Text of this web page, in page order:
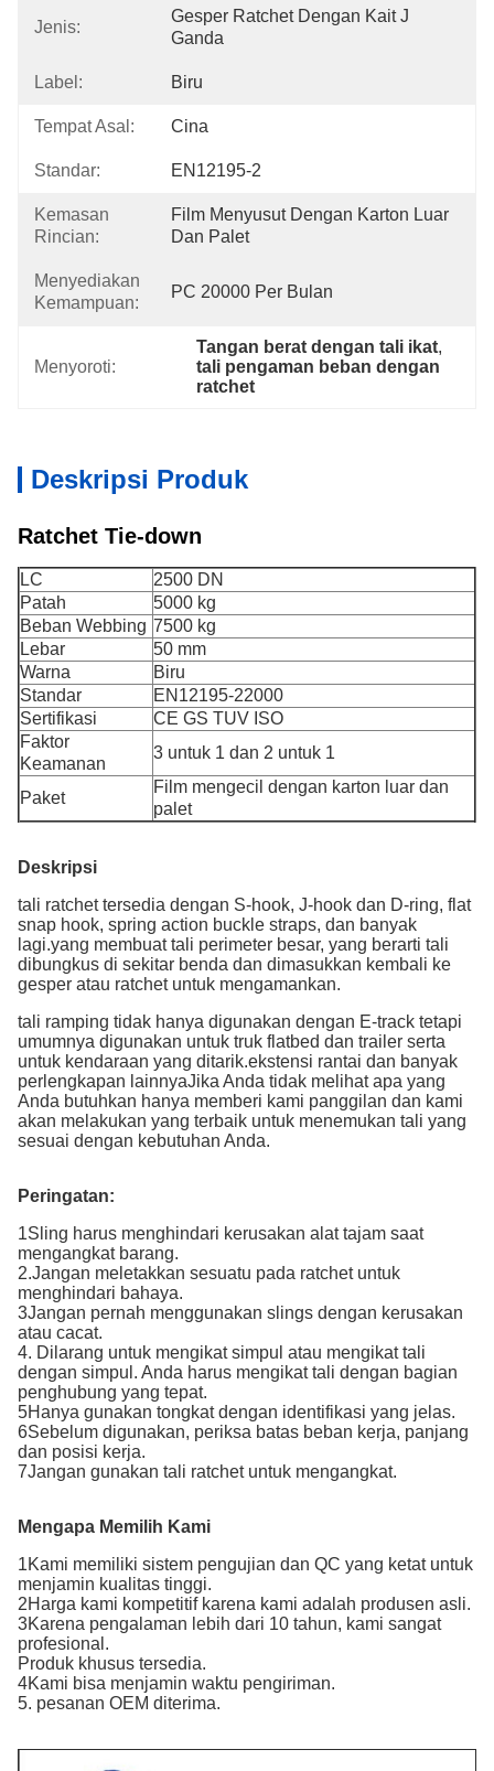
Jenis:
Gesper Ratchet Dengan Kait J
Ganda
Label: Biru
Tempat Asal: Cina
Standar: EN12195-2
Kemasan
Rincian:
Film Menyusut Dengan Karton Luar
Dan Palet
Menyediakan
Kemampuan:
PC 20000 Per Bulan
Menyoroti:
Tangan berat dengan tali ikat,
tali pengaman beban dengan
ratchet
Deskripsi Produk
Ratchet Tie-down
LC
2500 DN
Patah
5000 kg
Beban Webbing 7500 kg
Lebar
50 mm
Warna
Biru
Standar
EN12195-22000
Sertifikasi
CE GS TUV ISO
Faktor
Keamanan
3 untuk 1 dan 2 untuk 1
Paket
Film mengecil dengan karton luar dan
palet
Deskripsi
tali ratchet tersedia dengan S-hook, J-hook dan D-ring, flat
snap hook, spring action buckle straps, dan banyak
lagi.yang membuat tali perimeter besar, yang berarti tali
dibungkus di sekitar benda dan dimasukkan kembali ke
gesper atau ratchet untuk mengamankan.
tali ramping tidak hanya digunakan dengan E-track tetapi
umumnya digunakan untuk truk flatbed dan trailer serta
untuk kendaraan yang ditarik.ekstensi rantai dan banyak
perlengkapan lainnyaJika Anda tidak melihat apa yang
Anda butuhkan hanya memberi kami panggilan dan kami
akan melakukan yang terbaik untuk menemukan tali yang
sesuai dengan kebutuhan Anda.
Peringatan:
1Sling harus menghindari kerusakan alat tajam saat
mengangkat barang.
2.Jangan meletakkan sesuatu pada ratchet untuk
menghindari bahaya.
3Jangan pernah menggunakan slings dengan kerusakan
atau cacat.
4. Dilarang untuk mengikat simpul atau mengikat tali
dengan simpul. Anda harus mengikat tali dengan bagian
penghubung yang tepat.
5Hanya gunakan tongkat dengan identifikasi yang jelas.
6Sebelum digunakan, periksa batas beban kerja, panjang
dan posisi kerja.
7Jangan gunakan tali ratchet untuk mengangkat.
Mengapa Memilih Kami
1Kami memiliki sistem pengujian dan QC yang ketat untuk
menjamin kualitas tinggi.
2Harga kami kompetitif karena kami adalah produsen asli.
3Karena pengalaman lebih dari 10 tahun, kami sangat
profesional.
Produk khusus tersedia.
4Kami bisa menjamin waktu pengiriman.
5. pesanan OEM diterima.